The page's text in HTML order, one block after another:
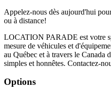
Appelez-nous dès aujourd'hui
ou à distance!
LOCATION PARADE est votre
mesure de véhicules et
au Québec et à travers le Canada
simples et honnêtes. Contactez-
Options